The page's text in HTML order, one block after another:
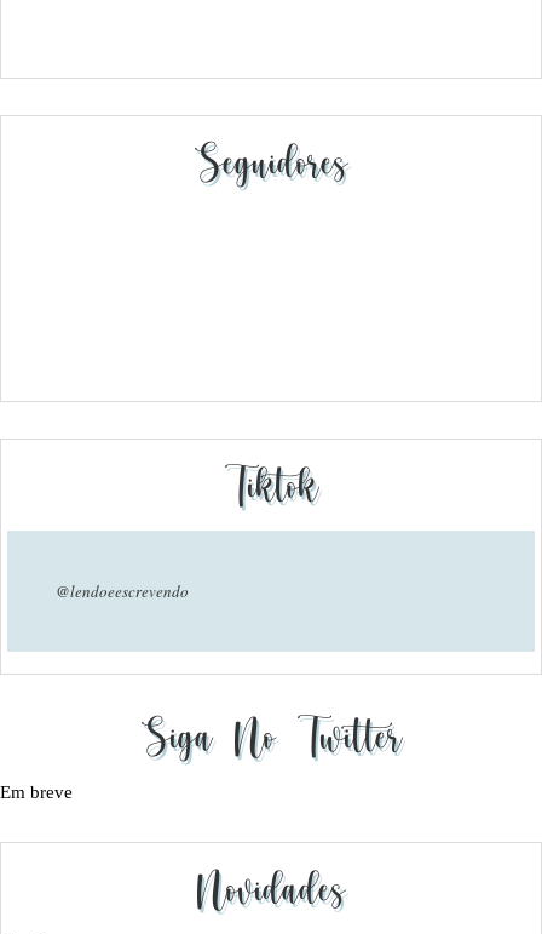
Seguidores
Tiktok
@lendoeescrevendo
Siga No Twitter
Em breve
Novidades